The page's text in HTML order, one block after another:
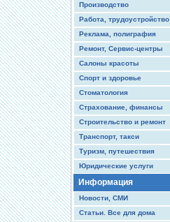
Производство
Работа, трудоустройство
Реклама, полиграфия
Ремонт, Сервис-центры
Салоны красоты
Спорт и здоровье
Стоматология
Страхование, финансы
Строительство и ремонт
Транспорт, такси
Туризм, путешествия
Юридические услуги
Информация
Новости, СМИ
Статьи. Все для дома